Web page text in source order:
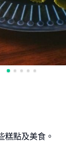
糕點及美食。